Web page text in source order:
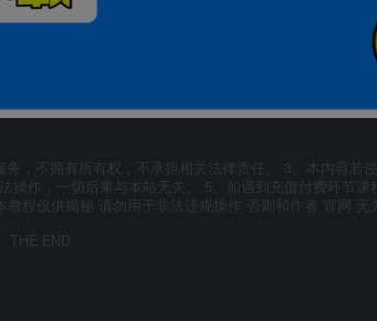
，不拥有所有权，不承担相关法律责任。 3、本内容若
操作，一切后果与本站无关。 5、如遇到充值付费环节课
程仅供揭秘 请勿用于非法违规操作 否则和作者 官网 无
THE END